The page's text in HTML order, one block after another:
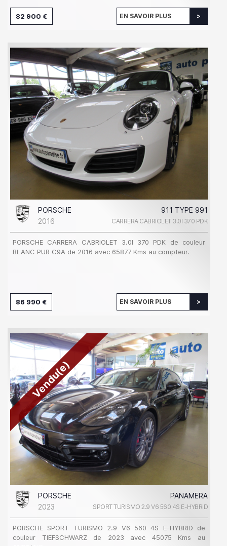
82 900 € EN SAVOIR PLUS
PORSCHE
911 TYPE 991
2016
CARRERA CABRIOLET 3.0I 370 PDK
PORSCHE CARRERA CABRIOLET 3.0I 370 PDK de couleur
BLANC PUR C9A de 2016 avec 65877 Kms au compteur.
86 990 € EN SAVOIR PLUS
Vendu(e)
PORSCHE
PANAMERA
2023
SPORT TURISMO 2.9 V6 560 4S E-HYBRID
PORSCHE SPORT TURISMO 2.9 V6 560 4S E-HYBRID de
couleur TIEFSCHWARZ de 2023 avec 45075 Kms au